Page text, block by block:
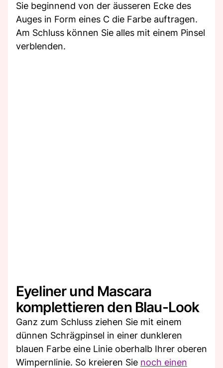
Sie beginnend von der äusseren Ecke des
Auges in Form eines C die Farbe auftragen.
Am Schluss können Sie alles mit einem Pinsel
verblenden.
Eyeliner und Mascara
komplettieren den Blau-Look
Ganz zum Schluss ziehen Sie mit einem
dünnen Schrägpinsel in einer dunkleren
blauen Farbe eine Linie oberhalb Ihrer oberen
Wimpernlinie. So kreieren Sie noch einen